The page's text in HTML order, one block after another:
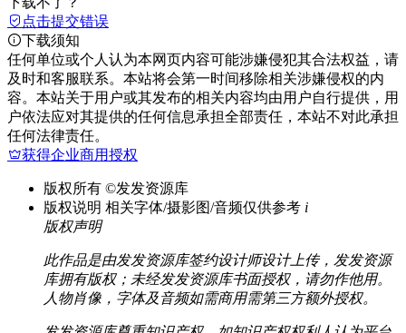
点击提交错误
下载须知
任何单位或个人认为本网页内容可能涉嫌侵犯其合法权益，请
及时和客服联系。本站将会第一时间移除相关涉嫌侵权的内
容。本站关于用户或其发布的相关内容均由用户自行提供，用
户依法应对其提供的任何信息承担全部责任，本站不对此承担
任何法律责任。
获得企业商用授权
版权所有 ©发发资源库
版权说明 相关字体/摄影图/音频仅供参考 i
版权声明
此作品是由发发资源库签约设计师设计上传，发发资源
库拥有版权；未经发发资源库书面授权，请勿作他用。
人物肖像，字体及音频如需商用需第三方额外授权。